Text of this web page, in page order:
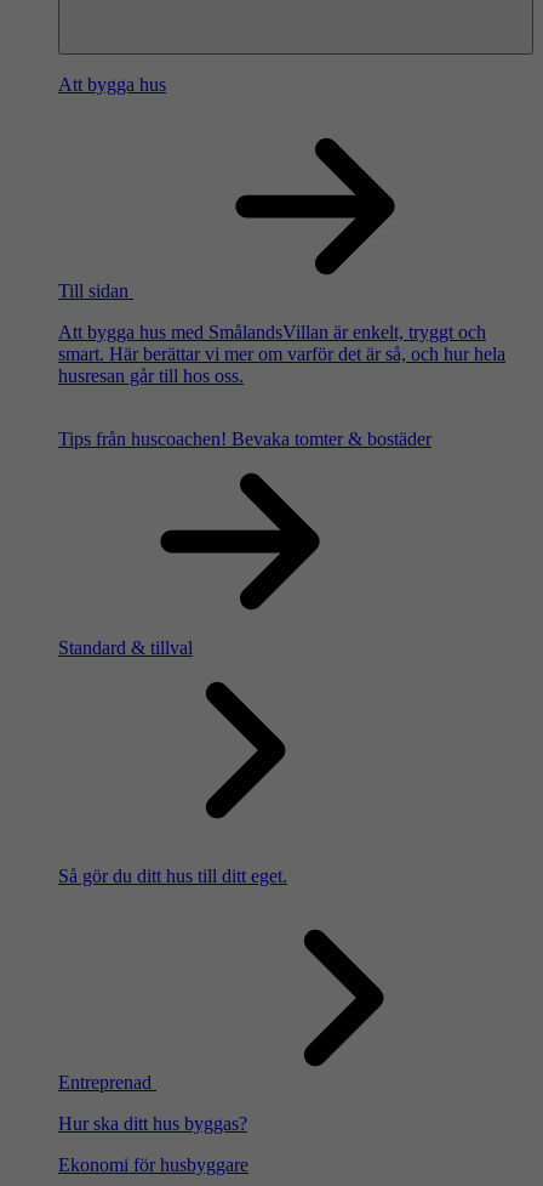
Att bygga hus
Till sidan
Att bygga hus med SmålandsVillan är enkelt, tryggt och
smart. Här berättar vi mer om varför det är så, och hur hela
husresan går till hos oss.
Tips från huscoachen! Bevaka tomter & bostäder
Standard & tillval
Så gör du ditt hus till ditt eget.
Entreprenad
Hur ska ditt hus byggas?
Ekonomi för husbyggare